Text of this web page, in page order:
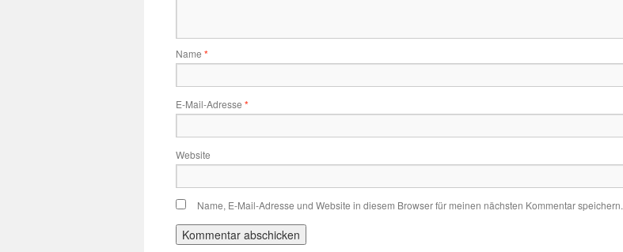
Name *
E-Mail-Adresse *
Website
Name, E-Mail-Adresse und Website in diesem Browser für meinen nächsten Kommentar speichern.